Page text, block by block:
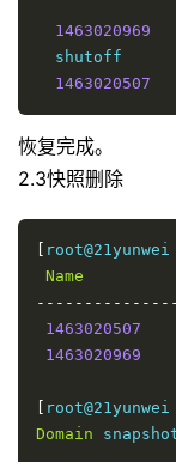
1463020969
  shutoff
1463020507
恢复完成。
2.3快照删除
Name
1463020507
1463020969
Domain